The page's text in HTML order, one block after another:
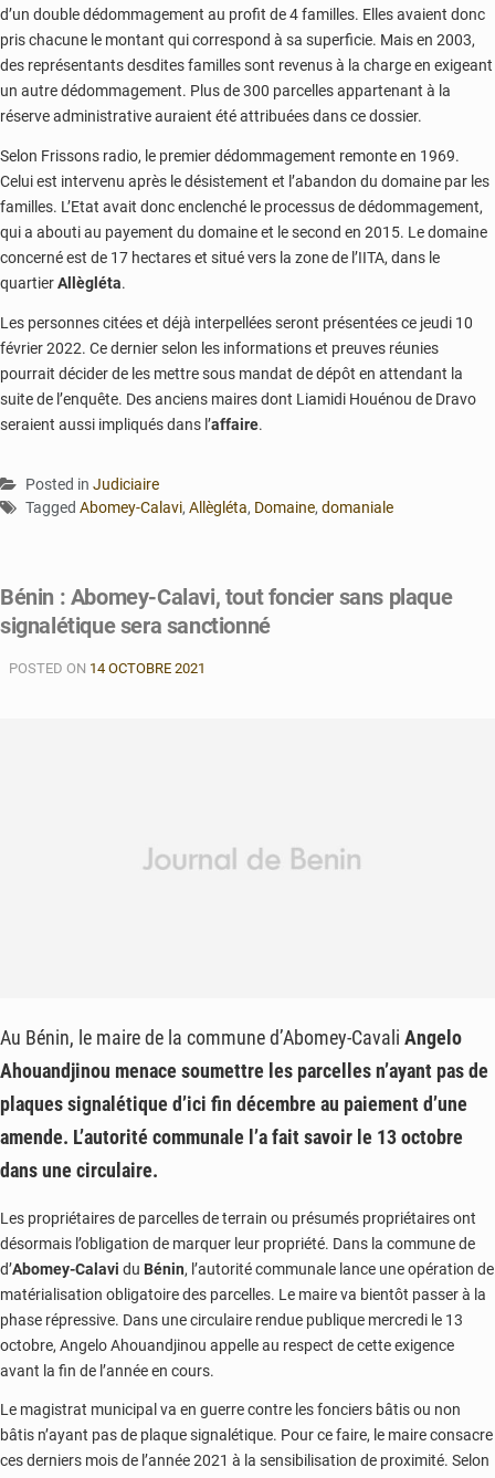
d’un double dédommagement au profit de 4 familles. Elles avaient donc
pris chacune le montant qui correspond à sa superficie. Mais en 2003,
des représentants desdites familles sont revenus à la charge en exigeant
un autre dédommagement. Plus de 300 parcelles appartenant à la
réserve administrative auraient été attribuées dans ce dossier.
Selon Frissons radio, le premier dédommagement remonte en 1969.
Celui est intervenu après le désistement et l’abandon du domaine par les
familles. L’Etat avait donc enclenché le processus de dédommagement,
qui a abouti au payement du domaine et le second en 2015. Le domaine
concerné est de 17 hectares et situé vers la zone de l’IITA, dans le
quartierAllègléta.
Les personnes citées et déjà interpellées seront présentées ce jeudi 10
février 2022. Ce dernier selon les informations et preuves réunies
pourrait décider de les mettre sous mandat de dépôt en attendant la
suite de l’enquête. Des anciens maires dont Liamidi Houénou de Dravo
seraient aussi impliqués dans l’affaire.
Posted in Judiciaire
Tagged Abomey-Calavi, Allègléta, Domaine, domaniale
Bénin : Abomey-Calavi, tout foncier sans plaque
signalétique sera sanctionné
POSTED ON 14 OCTOBRE 2021
Au Bénin, le maire de la commune d’Abomey-Cavali Angelo
Ahouandjinou menace soumettre les parcelles n’ayant pas de
plaques signalétique d’ici fin décembre au paiement d’une
amende. L’autorité communale l’a fait savoir le 13 octobre
dans une circulaire.
Les propriétaires de parcelles de terrain ou présumés propriétaires ont
désormais l’obligation de marquer leur propriété. Dans la commune de
d’Abomey-Calavi du Bénin, l’autorité communale lance une opération de
matérialisation obligatoire des parcelles. Le maire va bientôt passer à la
phase répressive. Dans une circulaire rendue publique mercredi le 13
octobre, Angelo Ahouandjinou appelle au respect de cette exigence
avant la fin de l’année en cours.
Le magistrat municipal va en guerre contre les fonciers bâtis ou non
bâtis n’ayant pas de plaque signalétique. Pour ce faire, le maire consacre
ces derniers mois de l’année 2021 à la sensibilisation de proximité. Selon